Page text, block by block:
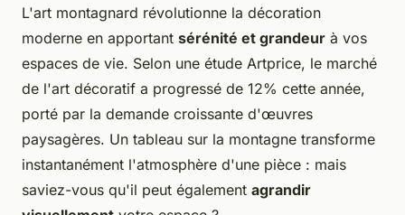
L'art montagnard révolutionne la décoration
moderne en apportant sérénité et grandeur à vos
espaces de vie. Selon une étude Artprice, le marché
de l'art décoratif a progressé de 12% cette année,
porté par la demande croissante d'œuvres
paysagères. Un tableau sur la montagne transforme
instantanément l'atmosphère d'une pièce : mais
saviez-vous qu'il peut également agrandir